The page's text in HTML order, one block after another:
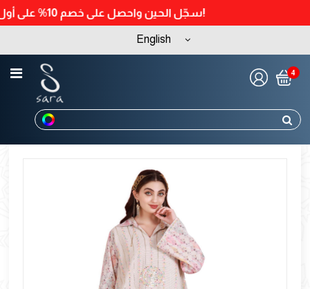
سجّل الحين واحصل على خصم 10% على أول طلب لك!
English
4